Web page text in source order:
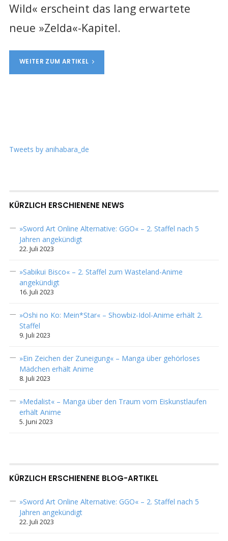
Wild« erscheint das lang erwartete
neue »Zelda«-Kapitel.
WEITER ZUM ARTIKEL
Tweets by anihabara_de
KÜRZLICH ERSCHIENENE NEWS
»Sword Art Online Alternative: GGO« – 2. Staffel nach 5
Jahren angekündigt
22. Juli 2023
»Sabikui Bisco« – 2. Staffel zum Wasteland-Anime
angekündigt
16. Juli 2023
»Oshi no Ko: Mein*Star« – Showbiz-Idol-Anime erhält 2.
Staffel
9. Juli 2023
»Ein Zeichen der Zuneigung« – Manga über gehörloses
Mädchen erhält Anime
8. Juli 2023
»Medalist« – Manga über den Traum vom Eiskunstlaufen
erhält Anime
5. Juni 2023
KÜRZLICH ERSCHIENENE BLOG-ARTIKEL
»Sword Art Online Alternative: GGO« – 2. Staffel nach 5
Jahren angekündigt
22. Juli 2023